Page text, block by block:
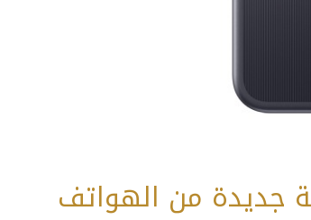
جديدة من الهواتف